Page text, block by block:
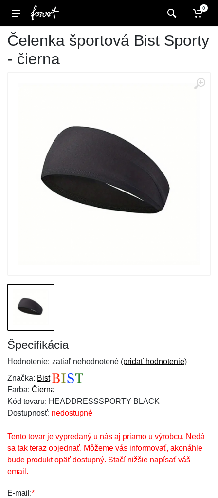
0
Čelenka športová Bist Sporty
- čierna
Špecifikácia
Hodnotenie: zatiaľ nehodnotené (pridať hodnotenie)
Značka: Bist
Farba: Čierna
Kód tovaru: HEADDRESSSPORTY-BLACK
Dostupnosť: nedostupné
Tento tovar je vypredaný u nás aj priamo u výrobcu. Nedá
sa tak teraz objednať. Môžeme vás informovať, akonáhle
bude produkt opäť dostupný. Stačí nižšie napísať váš
email.
E-mail:*